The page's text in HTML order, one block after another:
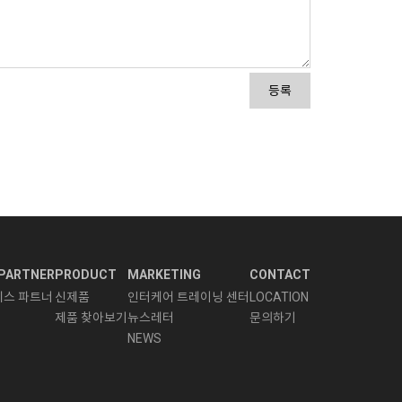
등록
파트너
PRODUCT
신제품
제품 찾아보기
MARKETING
인터케어 트레이닝 센터
뉴스레터
NEWS
CONTACT
LOCATION
문의하기